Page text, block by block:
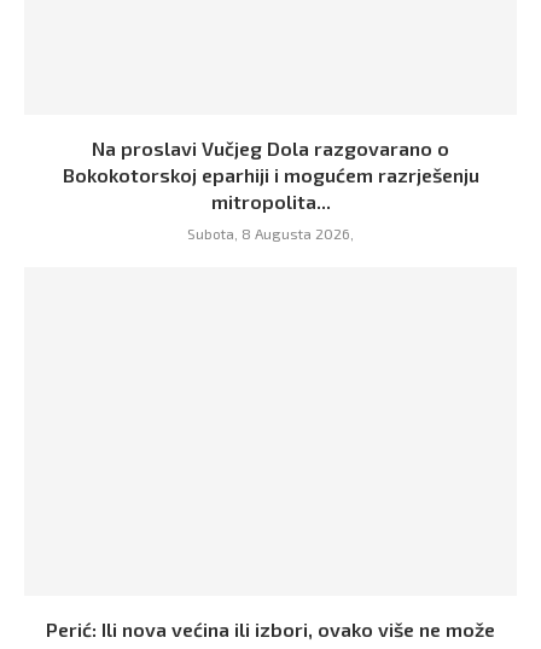
Na proslavi Vučjeg Dola razgovarano o
Bokokotorskoj eparhiji i mogućem razrješenju
mitropolita...
Subota, 8 Augusta 2026,
Perić: Ili nova većina ili izbori, ovako više ne može